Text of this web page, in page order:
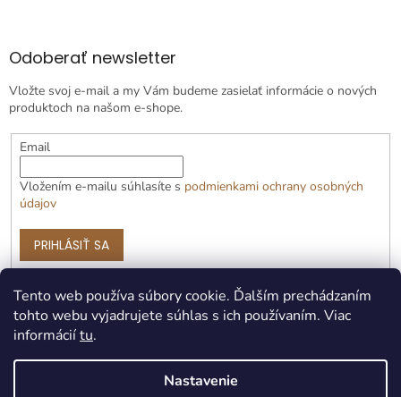
Tento web používa súbory cookie. Ďalším prechádzaním
tohto webu vyjadrujete súhlas s ich používaním. Viac
informáciítu.
Nastavenie
Odoberať newsletter
Vložte svoj e-mail a my Vám budeme zasielať informácie o nových
produktoch na našom e-shope.
Email
Vložením e-mailu súhlasíte s podmienkami ochrany osobných
údajov
PRIHLÁSIŤ SA
Vytvoril Shoptet Premium